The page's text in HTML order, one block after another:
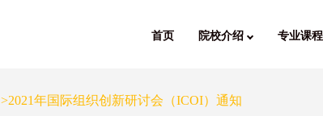
首页 院校介绍 专业课程
>2021年国际组织创新研讨会（ICOI）通知